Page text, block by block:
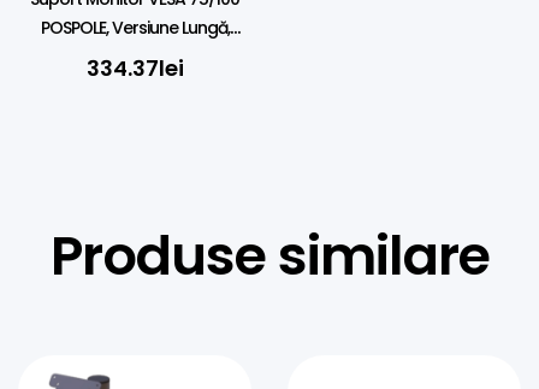
POSPOLE, Versiune Lungă,
Montare pe 45mm, Balama
334.37lei
Produse similare